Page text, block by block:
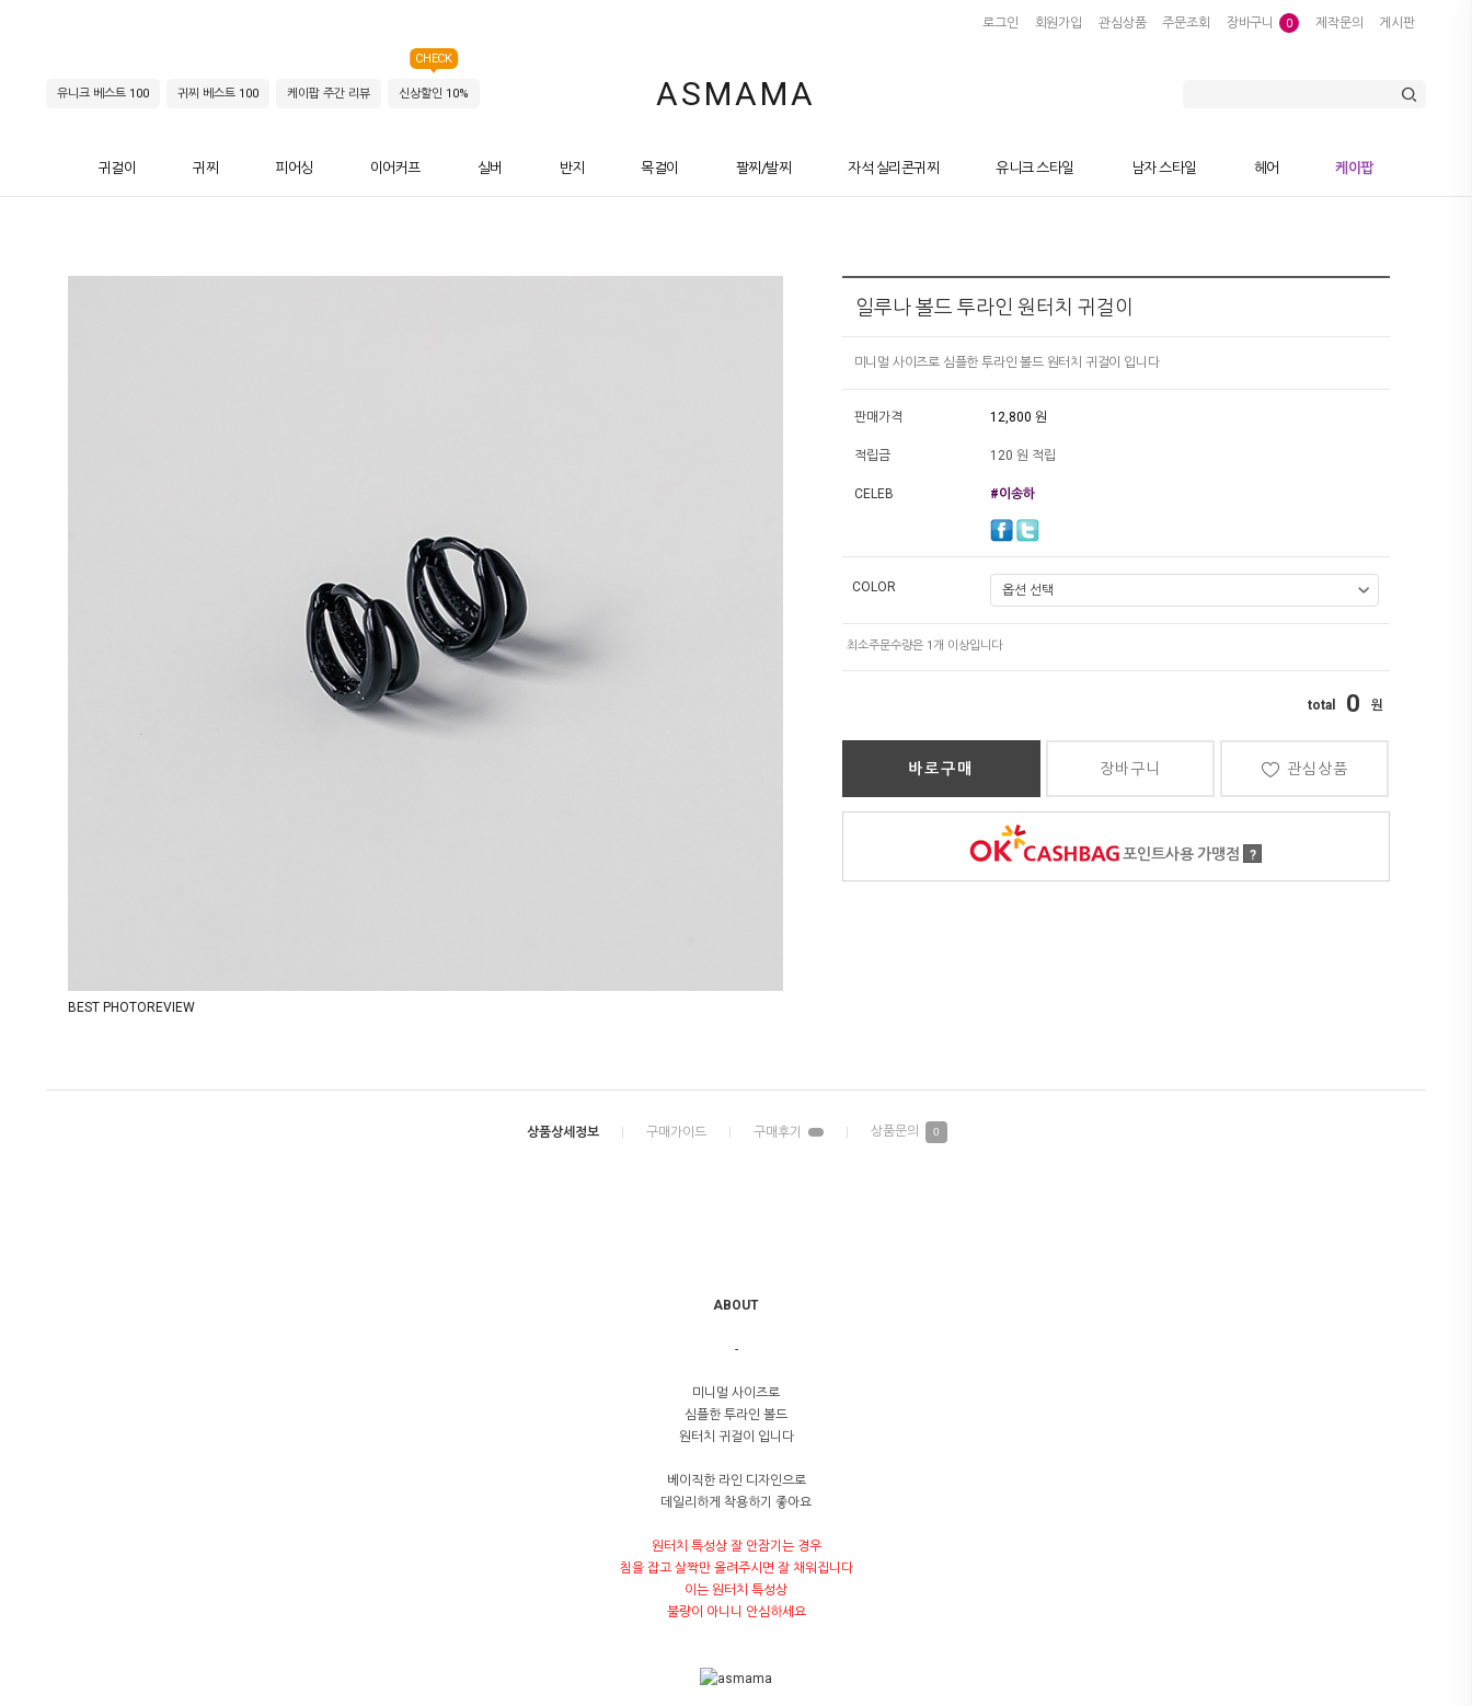
로그인 회원가입 관심상품 주문조회 장바구니 0 제작문의 게시판
ASMAMA
유니크 베스트 100 귀찌 베스트 100 케이팝 주간 리뷰 신상할인 10%
CHECK
귀걸이 귀찌 피어싱 이어커프 실버 반지 목걸이 팔찌/발찌 자석 실리콘귀찌 유니크 스타일 남자 스타일 헤어 케이팝
BEST PHOTOREVIEW
일루나 볼드 투라인 원터치 귀걸이
미니멀 사이즈로 심플한 투라인 볼드 원터치 귀걸이 입니다
판매가격 12,800 원
적립금 120 원 적립
CELEB #이송하
COLOR
0
바로구매 장바구니 관심상품
포인트사용 가맹점 ?
0
ABOUT
-
미니멀 사이즈로
심플한 투라인 볼드
원터치 귀걸이 입니다
베이직한 라인 디자인으로
데일리하게 착용하기 좋아요
원터치 특성상 잘 안잠기는 경우
침을 잡고 살짝만 올려주시면 잘 채워집니다
이는 원터치 특성상
불량이 아니니 안심하세요